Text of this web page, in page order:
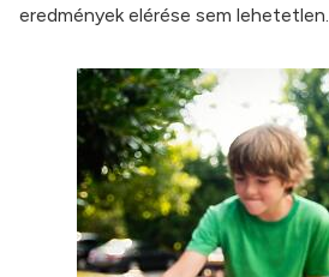
eredmények elérése sem lehetetlen.